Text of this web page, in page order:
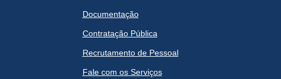
Documentação
Contratação Pública
Recrutamento de Pessoal
Fale com os Serviços